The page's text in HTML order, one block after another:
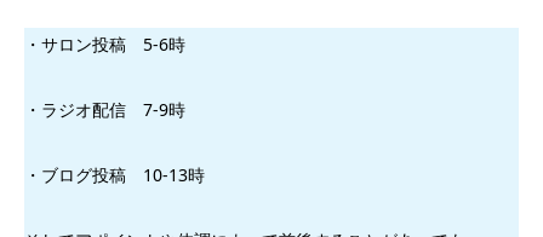
・サロン投稿 5-6時
・ラジオ配信 7-9時
・ブログ投稿 10-13時